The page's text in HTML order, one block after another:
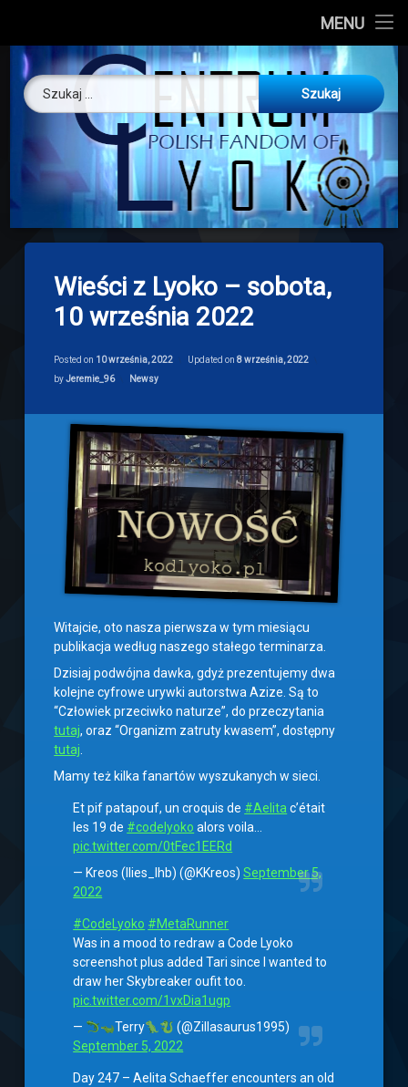
MENU
About us
O nas
Artykuły
Discord
Drogowskaz
Download
Skip
content
Centrum
Szukaj:
Wieści z Lyoko – sobota,
10 września 2022
Posted on 10 września, 2022 Updated on8 września, 2022
byJeremie_96 Categories:
Newsy
Witajcie, oto nasza pierwsza w tym miesiącu
publikacja według naszego stałego terminarza.
Dzisiaj podwójna dawka, gdyż prezentujemy dwa
kolejne cyfrowe urywki autorstwa Azize. Są to
“Człowiek przeciwko naturze”, do przeczytania
tutaj, oraz “Organizm zatruty kwasem”, dostępny
tutaj.
Mamy też kilka fanartów wyszukanych w sieci.
Et pif patapouf, un croquis de #Aelita c’était
les 19 de #codelyoko alors voila…
pic.twitter.com/0tFec1EERd
— Kreos (Ilies_lhb) (@KKreos)September 5,
2022
#CodeLyoko #MetaRunner
Was in a mood to redraw a Code Lyoko
screenshot plus added Tari since I wanted to
draw her Skybreaker oufit too.
pic.twitter.com/1vxDia1ugp
—
Terry
(@Zillasaurus1995)
September 5, 2022
Day 247 – Aelita Schaeffer encounters an old